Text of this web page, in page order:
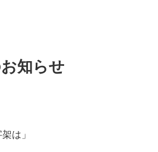
知らせ
は」